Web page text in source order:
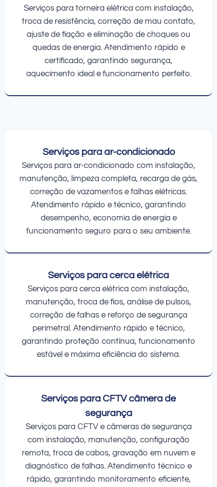
Serviços para torneira elétrica com instalação,
troca de resistência, correção de mau contato,
ajuste de fiação e eliminação de choques ou
quedas de energia. Atendimento rápido e
certificado, garantindo segurança,
aquecimento ideal e funcionamento perfeito.
Serviços para ar-condicionado
Serviços para ar-condicionado com instalação,
manutenção, limpeza completa, recarga de gás,
correção de vazamentos e falhas elétricas.
Atendimento rápido e técnico, garantindo
desempenho, economia de energia e
funcionamento seguro para o seu ambiente.
Serviços para cerca elétrica
Serviços para cerca elétrica com instalação,
manutenção, troca de fios, análise de pulsos,
correção de falhas e reforço de segurança
perimetral. Atendimento rápido e técnico,
garantindo proteção contínua, funcionamento
estável e máxima eficiência do sistema.
Serviços para CFTV câmera de
segurança
Serviços para CFTV e câmeras de segurança
com instalação, manutenção, configuração
remota, troca de cabos, gravação em nuvem e
diagnóstico de falhas. Atendimento técnico e
rápido, garantindo monitoramento eficiente,